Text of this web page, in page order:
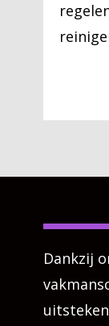
Dankzij